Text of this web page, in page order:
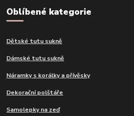
Oblíbené kategorie
Dětské tutu sukně
Dámské tutu sukně
Náramky s korálky a přívěsky
Dekorační polštáře
Samolepky na zeď